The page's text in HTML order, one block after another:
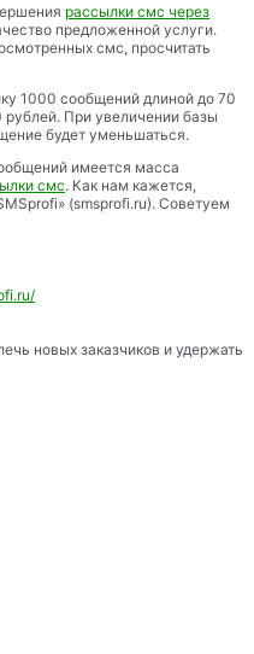
рассылки смс через
предложенной услуги.
смс, просчитать
1000 сообщений длиной до 70
При увеличении базы
будет уменьшаться.
имеется масса
смс. Как нам кажется,
(smsprofi.ru). Советуем